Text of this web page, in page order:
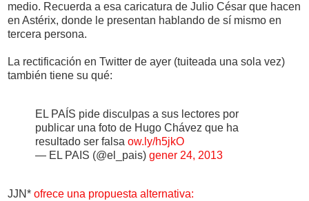
medio. Recuerda a esa caricatura de Julio César que hacen
en Astérix, donde le presentan hablando de sí mismo en
tercera persona.
La rectificación en Twitter de ayer (tuiteada una sola vez)
también tiene su qué:
EL PAÍS pide disculpas a sus lectores por
publicar una foto de Hugo Chávez que ha
resultado ser falsa ow.ly/h5jkO
— EL PAIS (@el_pais) gener 24, 2013
JJN* ofrece una propuesta alternativa: